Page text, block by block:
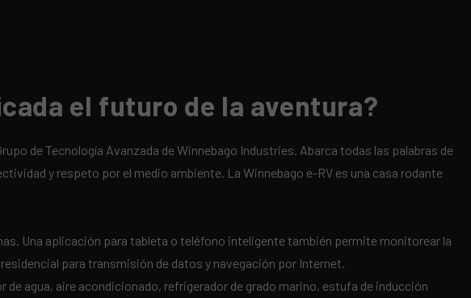
el futuro de la aventura?
de Tecnología Avanzada de Winnebago Industries. Abarca todas las palabras de
y respeto por el medio ambiente. La Winnebago e-RV es una casa rodante
Una aplicación para tableta o teléfono inteligente también permite monitorear la
para transmisión de datos y navegación por Internet.
agua, aire acondicionado, refrigerador de grado marino, estufa de inducción